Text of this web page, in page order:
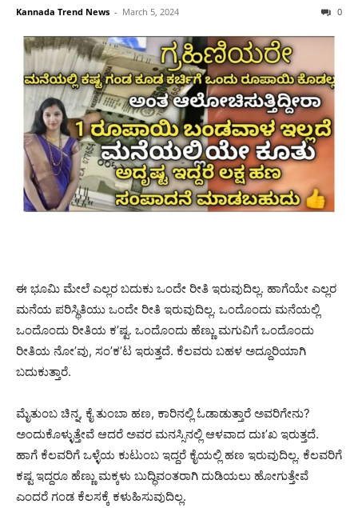
Kannada Trend News - March 5, 2024 0
ಈ ಭೂಮಿ ಮೇಲೆ ಎಲ್ಲರ ಬದುಕು ಒಂದೇ ರೀತಿ ಇರುವುದಿಲ್ಲ. ಹಾಗೆಯೇ ಎಲ್ಲರ
ಮನೆಯ ಪರಿಸ್ಥಿತಿಯು ಒಂದೇ ರೀತಿ ಇರುವುದಿಲ್ಲ. ಒಂದೊಂದು ಮನೆಯಲ್ಲಿ
ಒಂದೊಂದು ರೀತಿಯ ಕ’ಷ್ಟ. ಒಂದೊಂದು ಹೆಣ್ಣು ಮಗುವಿಗೆ ಒಂದೊಂದು
ರೀತಿಯ ನೋ’ವು, ಸಂ’ಕ’ಟ ಇರುತ್ತದೆ. ಕೆಲವರು ಬಹಳ ಅದ್ದೂರಿಯಾಗಿ
ಬದುಕುತ್ತಾರೆ.
ಮೈತುಂಬ ಚಿನ್ನ, ಕೈ ತುಂಬಾ ಹಣ, ಕಾರಿನಲ್ಲಿ ಓಡಾಡುತ್ತಾರೆ ಅವರಿಗೇನು?
ಅಂದುಕೊಳ್ಳುತ್ತೇವೆ ಆದರೆ ಅವರ ಮನಸ್ಸಿನಲ್ಲಿ ಆಳವಾದ ದುಃ’ಖ ಇರುತ್ತದೆ.
ಹಾಗೆ ಕೆಲವರಿಗೆ ಒಳ್ಳೆಯ ಕುಟುಂಬ ಇದ್ದರೆ ಕೈಯಲ್ಲಿ ಹಣ ಇರುವುದಿಲ್ಲ. ಕೆಲವರಿಗೆ
ಕಷ್ಟ ಇದ್ದರೂ ಹೆಣ್ಣು ಮಕ್ಕಳು ಬುದ್ಧಿವಂತರಾಗಿ ದುಡಿಯಲು ಹೋಗುತ್ತೇವೆ
ಎಂದರೆ ಗಂಡ ಕೆಲಸಕ್ಕೆ ಕಳುಹಿಸುವುದಿಲ್ಲ.